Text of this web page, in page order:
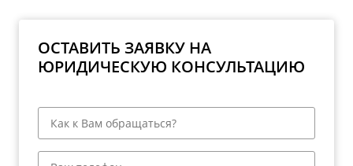
ОСТАВИТЬ ЗАЯВКУ НА
ЮРИДИЧЕСКУЮ КОНСУЛЬТАЦИЮ